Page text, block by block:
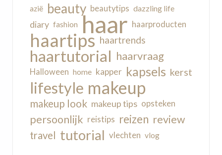
azië beauty beautytips dazzling life
diary fashion haar haarproducten
haartips haartrends
haartutorial haarvraag
Halloween home kapper kapsels kerst
lifestyle makeup
makeup look makeup tips opsteken
persoonlijk reistips reizen review
travel tutorial vlechten vlog